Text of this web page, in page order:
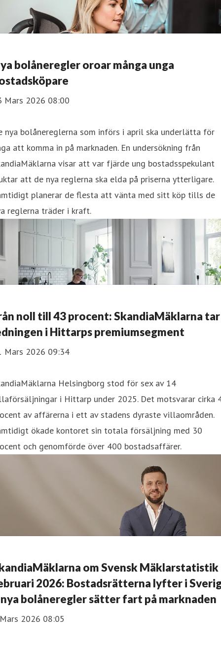
bolåneregler oroar många unga
Mars 2026 08:00
nya bolånereglerna som införs i april ska underlätta för
att komma in på marknaden. En undersökning från
visar att var fjärde ung bostadsspekulant
att de nya reglerna ska elda på priserna ytterligare.
planerar de flesta att vänta med sitt köp tills de
reglerna träder i kraft.
noll till 43 procent: SkandiaMäklarna tar
i Hittarps premiumsegment
Mars 2026 09:34
Helsingborg stod för sex av 14
i Hittarp under 2025. Det motsvarar cirka
av affärerna i ett av stadens dyraste villaområden.
ökade kontoret sin totala försäljning med 30
och genomförde över 400 bostadsaffärer.
om Svensk Mäklarstatistik
2026: Bostadsrätterna lyfter i
bolåneregler sätter fart på marknaden
2026 08:05